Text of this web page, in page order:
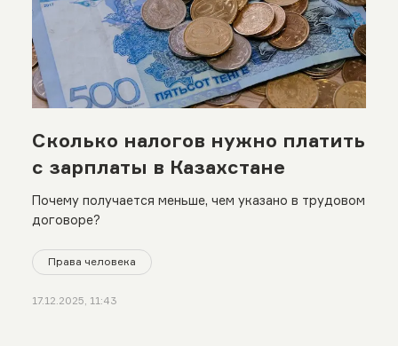
Сколько налогов нужно платить
с зарплаты в Казахстане
Почему получается меньше, чем указано в трудовом
договоре?
Права человека
17.12.2025, 11:43